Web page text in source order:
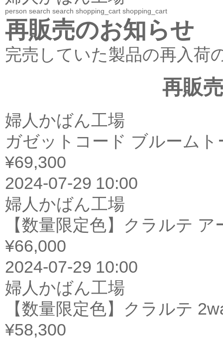
person search search shopping_cart shopping_cart
再販売のお知らせ
完売していた製品の再入荷
再販
婦人かばん工場
ガゼットコード ブルームト
¥69,300
2024-07-29 10:00
婦人かばん工場
【数量限定色】クラルテ
¥66,000
2024-07-29 10:00
婦人かばん工場
【数量限定色】クラルテ
¥58,300